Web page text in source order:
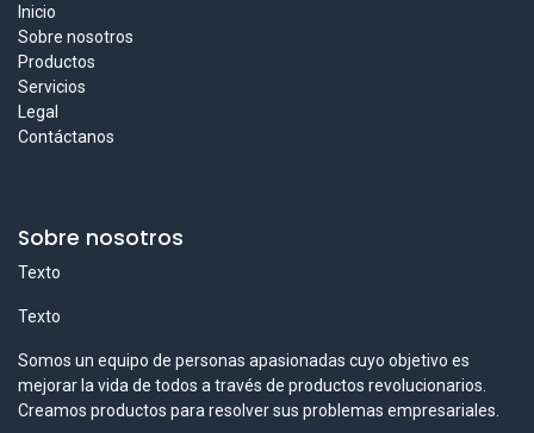
Inicio
Sobre nosotros
Productos
Servicios
Legal
Contáctanos
Sobre nosotros
Texto
Texto
Somos un equipo de personas apasionadas cuyo objetivo es
mejorar la vida de todos a través de productos revolucionarios.
Creamos productos para resolver sus problemas empresariales.